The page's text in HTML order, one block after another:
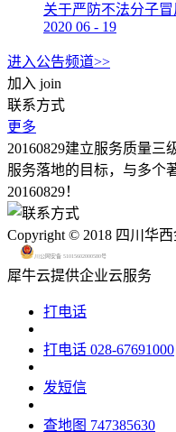
关于严防不法分子
2020 06 - 19
进入公告频道>>
加入 join
联系方式
更多
20160829建立服务质量三
服务落地的目标，与多个
20160829！
Copyright © 2018 四川华
川公网安备 51015602000580号
犀牛云提供企业云服务
打电话
打电话 028-67691000
发短信
查地图 747385630